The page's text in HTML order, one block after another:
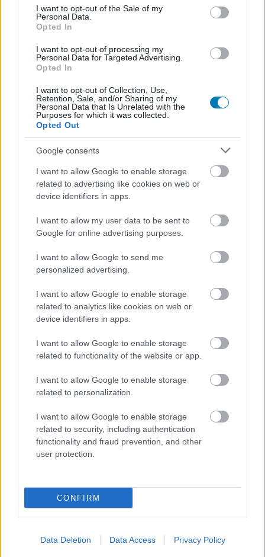
consent section.
I want to opt-out of the Sale of my
Personal Data.
Opted In
I want to opt-out of processing my
Personal Data for Targeted Advertising.
Opted In
I want to opt-out of Collection, Use,
Retention, Sale, and/or Sharing of my
Personal Data that Is Unrelated with the
Purposes for which it was collected.
Opted Out
Google consents
I want to allow Google to enable storage
related to advertising like cookies on web or
device identifiers in apps.
I want to allow my user data to be sent to
Google for online advertising purposes.
I want to allow Google to send me
personalized advertising.
I want to allow Google to enable storage
related to analytics like cookies on web or
device identifiers in apps.
I want to allow Google to enable storage
related to functionality of the website or app.
I want to allow Google to enable storage
related to personalization.
I want to allow Google to enable storage
related to security, including authentication
functionality and fraud prevention, and other
user protection.
CONFIRM
Data Deletion Data Access Privacy Policy
Nem sokkal később Magyar Péter Facebook-oldalán
jelentette be, hogy 1956 70. évfordulója előtt tisztelegve
hírszolgáltatás az átalakítások eszközöléséig szünetelni
fog. Ehelyett filmeket fognak adni a csatornán.
indítanak majd, mely akár jelzésértékű is lehet. Nektek
van tippetek? Mindenképp írjátok meg odalent, a
kommentek között!
SMASH by Meló-Diák: Homok, zene és a nyár legjobb
hangulata – Jön a második forduló! (X)
Július végén folytatódik a balatoni strandröplabda-
sorozat.
#m1 #közmédia #filmek
#újraindulás
#magyar péter